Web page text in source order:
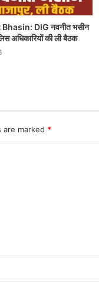
DIG नवनीत भसीन
अधिकारियों की ली बैठक
are marked *